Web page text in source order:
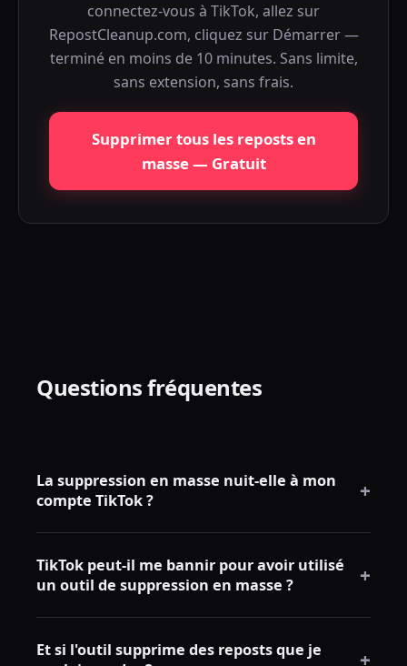
connectez-vous à TikTok, allez sur
RepostCleanup.com, cliquez sur Démarrer —
terminé en moins de 10 minutes. Sans limite,
sans extension, sans frais.
Supprimer tous les reposts en
masse — Gratuit
Questions fréquentes
La suppression en masse nuit-elle à mon
compte TikTok ?
+
actions de compte que la suppression manuelle —
TikTok les traite de façon identique. Il n'y a aucune
TikTok peut-il me bannir pour avoir utilisé
un outil de suppression en masse ?
+
légitimes fonctionnant via votre session de
Et si l'outil supprime des reposts que je
+